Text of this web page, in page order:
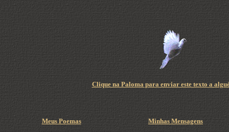
Clique na Paloma para enviar este texto a
Meus Poemas Minhas Mensagens